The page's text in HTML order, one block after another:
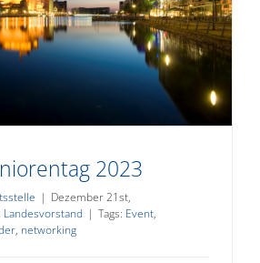
2023
| Dezember 21st,
Landesvorstand | Tags: Event,
, networking